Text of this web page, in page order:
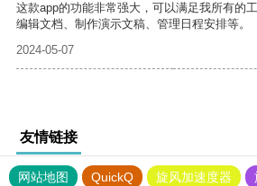
这款app的功能非常强大，可以满足我所有的
编辑文档、制作演示文稿、管理日程安排等。
2024-05-07
友情链接
网站地图 QuickQ 旋风加速度器